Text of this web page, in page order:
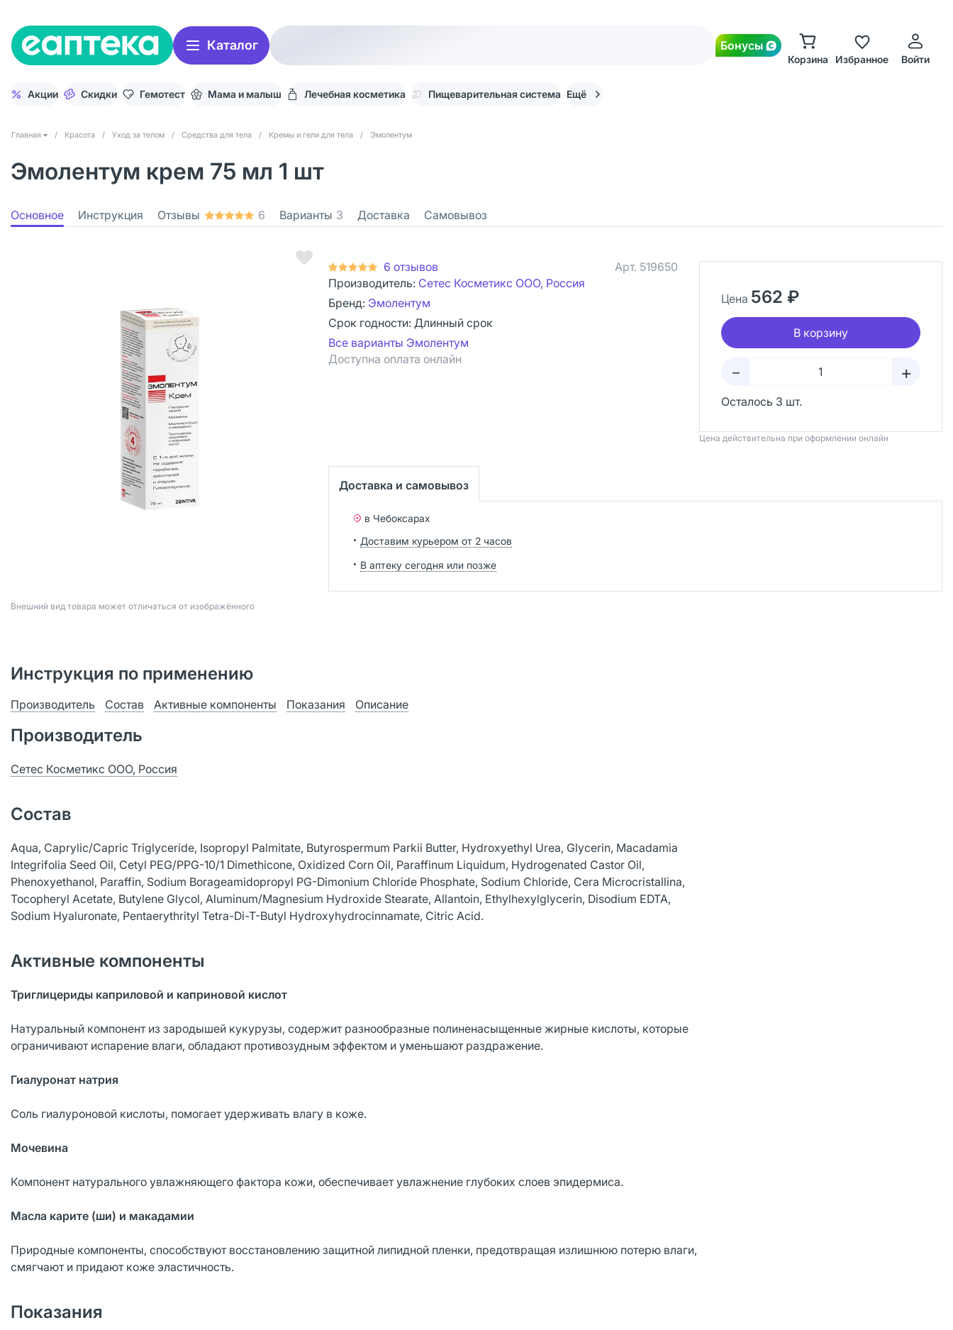
Каталог Бонусы
Корзина Избранное Войти
Акции Скидки Гемотест Мама и малыш Лечебная косметика Пищеварительная система Ещё
Главная / Красота / Уход за телом / Средства для тела / Кремы и гели для тела / Эмолентум
Эмолентум крем 75 мл 1 шт
Основное Инструкция Отзывы 6 Варианты 3 Доставка Самовывоз
Bнешний вид товара может отличаться от изображённого
6 отзывов Арт. 519650
Производитель: Сетес Косметикс ООО, Россия
Бренд: Эмолентум
Срок годности: Длинный срок
Все варианты Эмолентум
Доступна оплата онлайн
Цена 562 ₽
В корзину
– +
Осталось 3 шт.
Цена действительна при оформлении онлайн
Доставка и самовывоз
в Чебоксарах
Доставим курьером от 2 часов
В аптеку сегодня или позже
Инструкция по применению
Производитель Состав Активные компоненты Показания Описание
Производитель
Сетес Косметикс ООО, Россия
Состав
Aqua, Caprylic/Capric Triglyceride, Isopropyl Palmitate, Butyrospermum Parkii Butter, Hydroxyethyl Urea, Glycerin, Macadamia
Integrifolia Seed Oil, Cetyl PEG/PPG-10/1 Dimethicone, Oxidized Corn Oil, Paraffinum Liquidum, Hydrogenated Castor Oil,
Phenoxyethanol, Paraffin, Sodium Borageamidopropyl PG-Dimonium Chloride Phosphate, Sodium Chloride, Cera Microcristallina,
Tocopheryl Acetate, Butylene Glycol, Aluminum/Magnesium Hydroxide Stearate, Allantoin, Ethylhexylglycerin, Disodium EDTA,
Sodium Hyaluronate, Pentaerythrityl Tetra-Di-T-Butyl Hydroxyhydrocinnamate, Citric Acid.
Активные компоненты
Триглицериды каприловой и каприновой кислот
Натуральный компонент из зародышей кукурузы, содержит разнообразные полиненасыщенные жирные кислоты, которые
ограничивают испарение влаги, обладают противозудным эффектом и уменьшают раздражение.
Гиалуронат натрия
Соль гиалуроновой кислоты, помогает удерживать влагу в коже.
Мочевина
Компонент натурального увлажняющего фактора кожи, обеспечивает увлажнение глубоких слоев эпидермиса.
Масла карите (ши) и макадамии
Природные компоненты, способствуют восстановлению защитной липидной пленки, предотвращая излишнюю потерю влаги,
смягчают и придают коже эластичность.
Показания